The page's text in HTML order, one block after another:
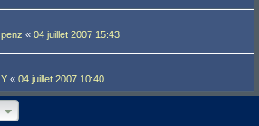
penz « 04 juillet 2007 15:43
Y « 04 juillet 2007 10:40